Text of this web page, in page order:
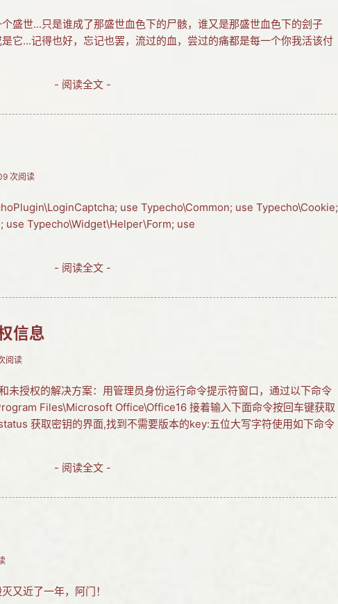
盛世...只是谁成了那盛世血色下的尸骸，谁又是那盛世血色下的刽子
它...记得也好，忘记也罢，流过的血，尝过的痛都是每一个你我活该付
- 阅读全文 -
次阅读
use Typecho\Common; use Typecho\Cookie;
Typecho\Widget\Helper\Form; use
- 阅读全文 -
信息
阅读
未授权的解决方案：用管理员身份运行命令提示符窗口，通过以下命令
Files\Microsoft Office\Office16 接着输入下面命令按回车键获取
获取密钥的界面,找到不需要版本的key:五位大写字符使用如下命令
- 阅读全文 -
又近了一年，阿门！